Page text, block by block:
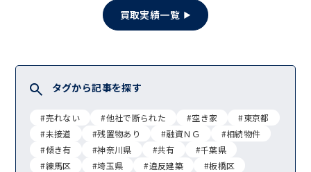
買取実績一覧
タグから記事を探す
#売れない #他社で断られた #空き家
#東京都
#未接道
#残置物あり #融資ＮＧ
#相続物件
#傾き有
#神奈川県 #共有
#千葉県
#練馬区
#埼玉県 #違反建築
#板橋区